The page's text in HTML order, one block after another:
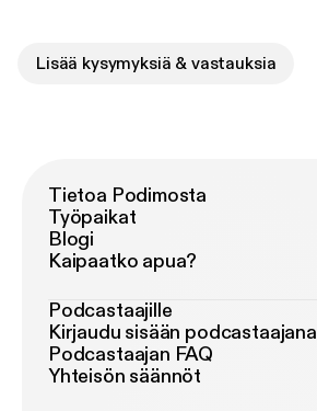
Lisää kysymyksiä & vastauksia
Tietoa Podimosta
Työpaikat
Blogi
Kaipaatko apua?
Podcastaajille
Kirjaudu sisään podcastaajana
Podcastaajan FAQ
Yhteisön säännöt